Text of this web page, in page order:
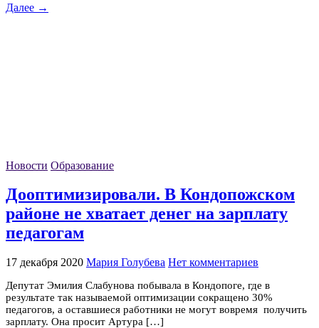
Далее →
Новости Образование
Дооптимизировали. В Кондопожском
районе не хватает денег на зарплату
педагогам
17 декабря 2020 Мария Голубева Нет комментариев
Депутат Эмилия Слабунова побывала в Кондопоге, где в
результате так называемой оптимизации сокращено 30%
педагогов, а оставшиеся работники не могут вовремя получить
зарплату. Она просит Артура […]